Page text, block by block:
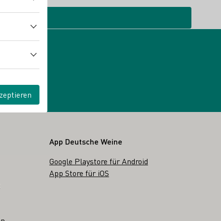
App Deutsche Weine
Google Playstore für Android
App Store für iOS